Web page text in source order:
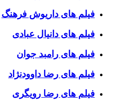
فیلم های داریوش فرهنگ
فیلم های دانیال عبادی
فیلم های رامبد جوان
فیلم های رضا داوودنژاد
فیلم های رضا رویگری